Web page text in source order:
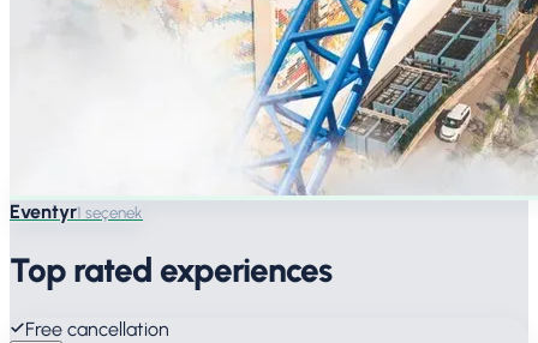
Eventyr1 seçenek
Top rated experiences
Free cancellation